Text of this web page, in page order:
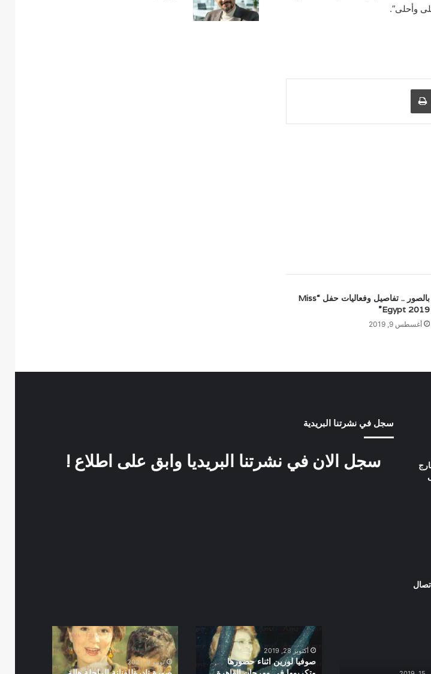
وأحلى”.
البريد طباعة
بالصور .. تفاصيل وفعاليات حفل “Miss
Egypt 2019”
أغسطس 9, 2019
سجل في نشرتنا البريدية
سجل الان في نشرتنا البريديا وابق على اطلاع !
صوفيا
لورين
حضورها
أكتوبر 28, 2019
صوفيا لورين اثناء حضورها
صورة
نادرةللفنانة
الراحلة
هالة
يونيو 9, 2021